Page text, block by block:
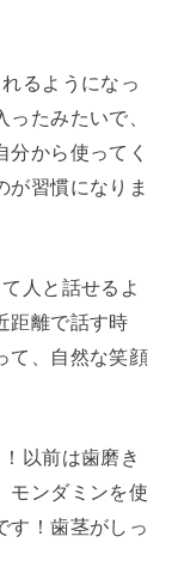
るようになっ
たみたいで、
分から使ってく
が習慣になりま
人と話せるよ
距離で話す時
て、自然な笑顔
以前は歯磨き
モンダミンを使
す！歯茎がしっ